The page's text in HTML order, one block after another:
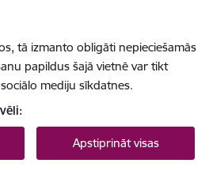
tā izmanto obligāti nepieciešamās
papildus šajā vietnē var tikt
mediju sīkdatnes.
Apstiprināt visas